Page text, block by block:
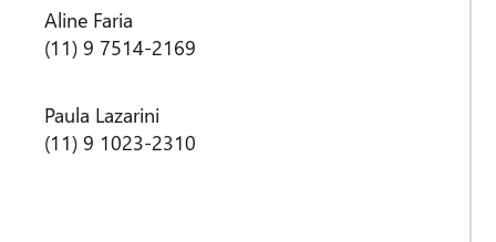
Aline Faria
(11) 9 7514-2169
Paula Lazarini
(11) 9 1023-2310